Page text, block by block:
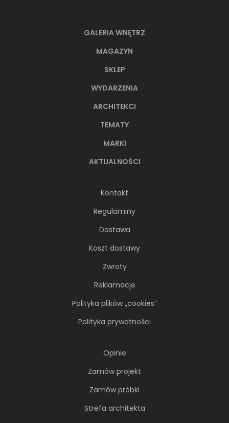
GALERIA WNĘTRZ
MAGAZYN
SKLEP
WYDARZENIA
ARCHITEKCI
TEMATY
MARKI
AKTUALNOŚCI
Kontakt
Regulaminy
Dostawa
Koszt dostawy
Zwroty
Reklamacje
Polityka plików „cookies”
Polityka prywatności
Opinie
Zamów projekt
Zamów próbki
Strefa architekta